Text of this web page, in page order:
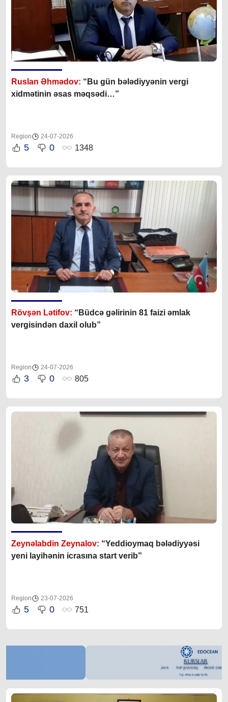
Ruslan Əhmədov: “Bu gün bələdiyyənin vergi
xidmətinin əsas məqsədi…”
Region 24-07-2026
5 0 1348
Rövşən Lətifov: “Büdcə gəlirinin 81 faizi əmlak
vergisindən daxil olub”
Region 24-07-2026
3 0 805
Zeynəlabdin Zeynalov: “Yeddioymaq bələdiyyəsi
yeni layihənin icrasına start verib”
Region 23-07-2026
5 0 751